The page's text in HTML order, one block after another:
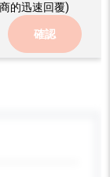
的迅速回覆)
確認